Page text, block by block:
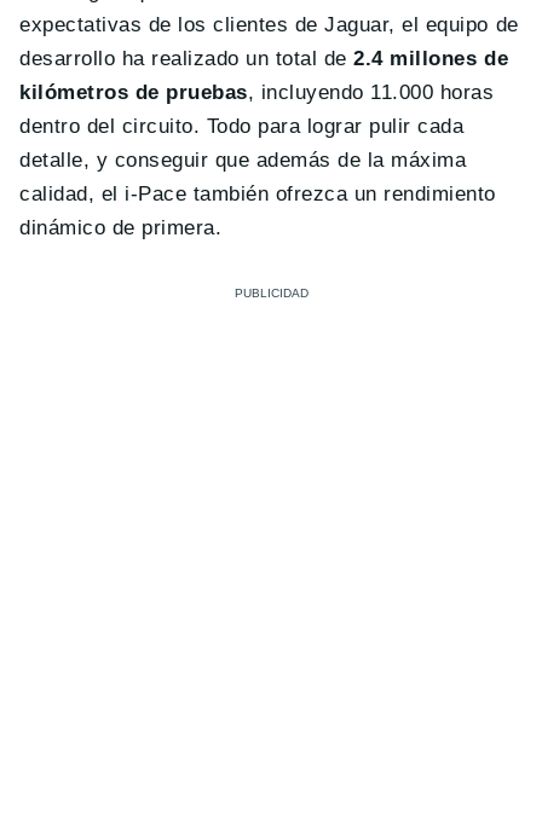
expectativas de los clientes de Jaguar, el equipo de
desarrollo ha realizado un total de 2.4 millones de
kilómetros de pruebas, incluyendo 11.000 horas
dentro del circuito. Todo para lograr pulir cada
detalle, y conseguir que además de la máxima
calidad, el i-Pace también ofrezca un rendimiento
dinámico de primera.